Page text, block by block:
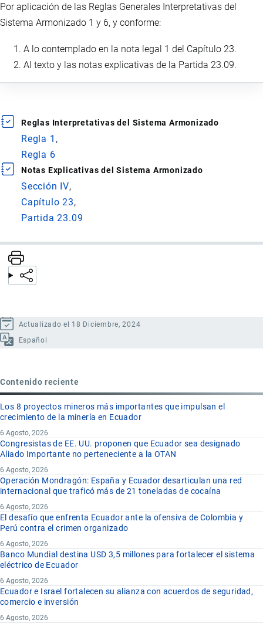
Por aplicación de las Reglas Generales Interpretativas del
Sistema Armonizado 1 y 6, y conforme:
A lo contemplado en la nota legal 1 del Capítulo 23.
Al texto y las notas explicativas de la Partida 23.09.
Reglas Interpretativas del Sistema Armonizado
Regla 1
Regla 6
Notas Explicativas del Sistema Armonizado
Sección IV
Capítulo 23
Partida 23.09
Actualizado el 18 Diciembre, 2024
Español
Contenido reciente
Los 8 proyectos mineros más importantes que impulsan el
crecimiento de la minería en Ecuador
6 Agosto, 2026
Congresistas de EE. UU. proponen que Ecuador sea designado
Aliado Importante no perteneciente a la OTAN
6 Agosto, 2026
Operación Mondragón: España y Ecuador desarticulan una red
internacional que traficó más de 21 toneladas de cocaína
6 Agosto, 2026
El desafío que enfrenta Ecuador ante la ofensiva de Colombia y
Perú contra el crimen organizado
6 Agosto, 2026
Banco Mundial destina USD 3,5 millones para fortalecer el sistema
eléctrico de Ecuador
6 Agosto, 2026
Ecuador e Israel fortalecen su alianza con acuerdos de seguridad,
comercio e inversión
6 Agosto, 2026